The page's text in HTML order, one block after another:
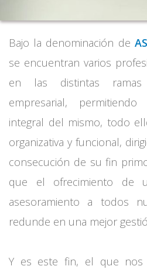
Bajo la denominación de
se encuentran varios
en las distintas ramas
empresarial,
integral del mismo, todo
organizativa y funcional,
consecución de su fin
que el ofrecimiento de
asesoramiento a todos
redunde en una mejor
Y es este fin, el que nos